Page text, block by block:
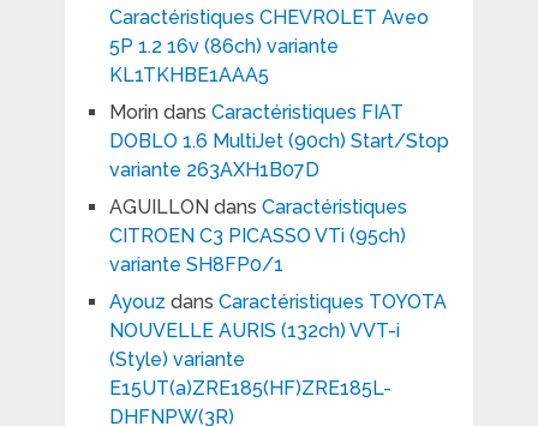
Caractéristiques CHEVROLET Aveo
5P 1.2 16v (86ch) variante
KL1TKHBE1AAA5
Morindans Caractéristiques FIAT
DOBLO 1.6 MultiJet (90ch) Start/Stop
variante 263AXH1B07D
AGUILLON dans Caractéristiques
CITROEN C3 PICASSO VTi (95ch)
variante SH8FP0/1
Ayouz dans Caractéristiques TOYOTA
NOUVELLE AURIS (132ch) VVT-i
(Style) variante
E15UT(a)ZRE185(HF)ZRE185L-
DHFNPW(3R)